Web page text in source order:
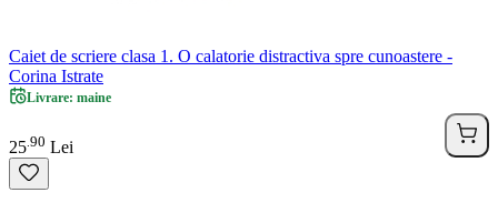
Caiet de scriere clasa 1. O calatorie distractiva spre cunoastere -
Corina Istrate
Livrare: maine
25 90 Lei